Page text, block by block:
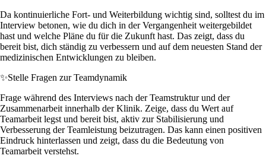
Da kontinuierliche Fort- und Weiterbildung wichtig sind, solltest du im
Interview betonen, wie du dich in der Vergangenheit weitergebildet
hast und welche Pläne du für die Zukunft hast. Das zeigt, dass du
bereit bist, dich ständig zu verbessern und auf dem neuesten Stand der
medizinischen Entwicklungen zu bleiben.
✨Stelle Fragen zur Teamdynamik
Frage während des Interviews nach der Teamstruktur und der
Zusammenarbeit innerhalb der Klinik. Zeige, dass du Wert auf
Teamarbeit legst und bereit bist, aktiv zur Stabilisierung und
Verbesserung der Teamleistung beizutragen. Das kann einen positiven
Eindruck hinterlassen und zeigt, dass du die Bedeutung von
Teamarbeit verstehst.